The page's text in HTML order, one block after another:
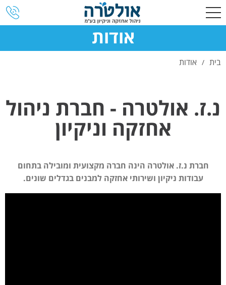
אודות
בית / אודות
נ.ז. אולטרה - חברת ניהול
אחזקה וניקיון
חברת נ.ז. אולטרה הינה חברה מקצועית ומובילה בתחום
עבודות ניקיון ושירותי אחזקה למבנים בגדלים שונים.